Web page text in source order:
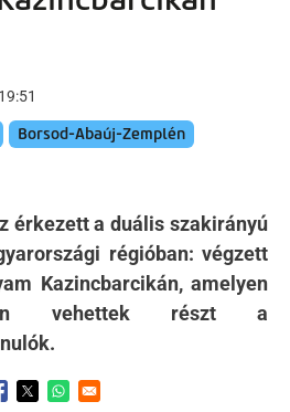
Borsod-Abaúj-Zemplén
érkezett a duális szakirányú
régióban: végzett
Kazincbarcikán, amelyen
vehettek részt a
in a new window
Opens in a new window
Opens in a new window